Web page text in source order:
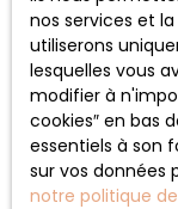
nos services et
utiliserons
lesquelles vous
modifier à
cookies″ en bas
essentiels à son
sur vos données
notre politique